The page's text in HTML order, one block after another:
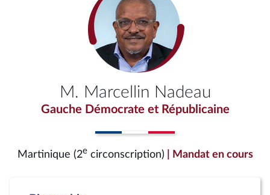
M. Marcellin Nadeau
Gauche Démocrate et Républicaine
Martinique (2ecirconscription) | Mandat en cours